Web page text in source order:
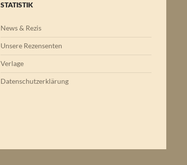
STATISTIK
News & Rezis
Unsere Rezensenten
Verlage
Datenschutzerklärung